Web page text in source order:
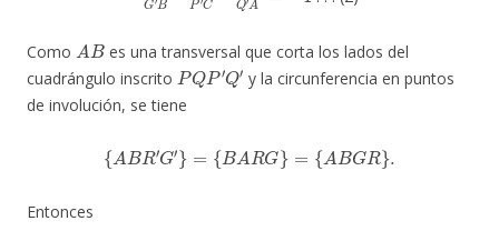
Como
A B
es una transversal que corta los lados del
cuadrángulo inscrito
PQP′Q′
y la circunferencia en puntos
de involución, se tiene
{ABR′G ′}= ARG } ={AB R} .
Entonces